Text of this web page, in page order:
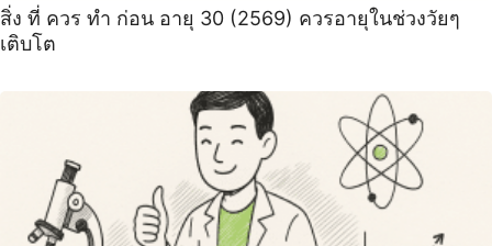
สิ่ง ที่ ควร ทํา ก่อน อายุ 30 (2569) ควรอายุในช่วงวัยๆ
เติบโต